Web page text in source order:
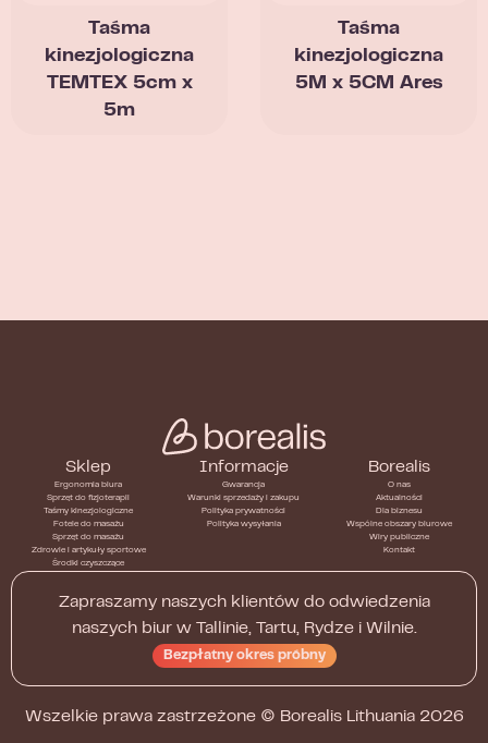
Taśma
kinezjologiczna
TEMTEX 5cm x
5m
Taśma
kinezjologiczna
5M x 5CM Ares
Sklep
Ergonomia biura
Sprzęt do fizjoterapii
Taśmy kinezjologiczne
Fotele do masażu
Sprzęt do masażu
Zdrowie i artykuły sportowe
Środki czyszczące
Informacje
Gwarancja
Warunki sprzedaży i zakupu
Polityka prywatności
Polityka wysyłania
Borealis
O nas
Aktualności
Dla biznesu
Wspólne obszary biurowe
Wiry publiczne
Kontakt
Zapraszamy naszych klientów do odwiedzenia
naszych biur w Tallinie, Tartu, Rydze i Wilnie.
Bezpłatny okres próbny
Wszelkie prawa zastrzeżone © Borealis Lithuania2026